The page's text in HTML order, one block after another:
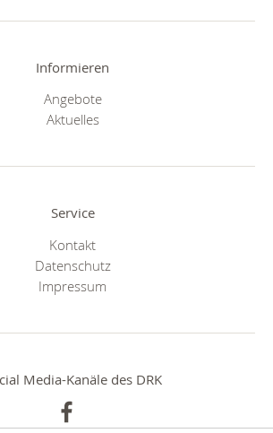
Informieren
Angebote
Aktuelles
Service
Kontakt
Datenschutz
Impressum
Media-Kanäle des DRK